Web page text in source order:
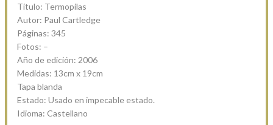
Título: Termopilas
Autor: Paul Cartledge
Páginas: 345
Fotos: –
Año de edición: 2006
Medidas: 13cm x 19cm
Tapa blanda
Estado: Usado en impecable estado.
Idioma: Castellano